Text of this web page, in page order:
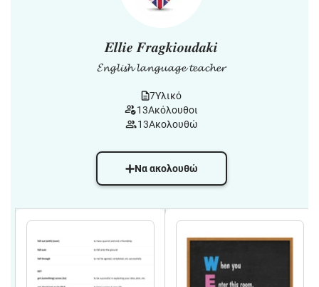
𝑬𝒍𝒍𝒊𝒆 𝑭𝒓𝒂𝒈𝒌𝒊𝒐𝒖𝒅𝒂𝒌𝒊
𝓔𝓷𝓰𝓵𝓲𝓼𝓱 𝓵𝓪𝓷𝓰𝓾𝓪𝓰𝓮 𝓽𝓮𝓪𝓬𝓱𝓮𝓻
7Υλικό
13Ακόλουθοι
13Ακολουθώ
Να ακολουθώ